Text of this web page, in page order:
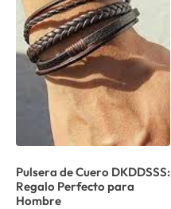
Pulsera de Cuero DKDDSSS:
Regalo Perfecto para
Hombre